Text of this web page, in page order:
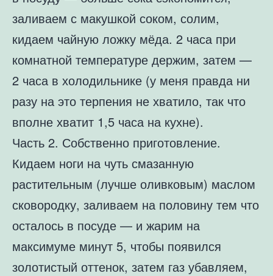
заливаем с макушкой соком, солим,
кидаем чайную ложку мёда. 2 часа при
комнатной температуре держим, затем —
2 часа в холодильнике (у меня правда ни
разу на это терпения не хватило, так что
вполне хватит 1,5 часа на кухне).
Часть 2. Собственно приготовление.
Кидаем ноги на чуть смазанную
растительным (лучше оливковым) маслом
сковородку, заливаем на половину тем что
осталось в посуде — и жарим на
максимуме минут 5, чтобы появился
золотистый оттенок, затем газ убавляем,